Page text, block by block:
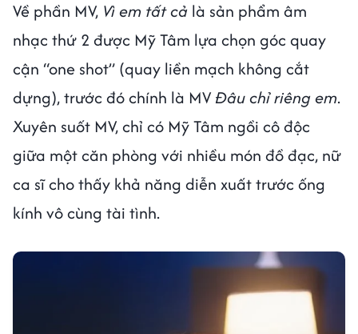
Về phần MV, Vì em tất cả là sản phẩm âm
nhạc thứ 2 được Mỹ Tâm lựa chọn góc quay
cận “one shot” (quay liền mạch không cắt
dựng), trước đó chính là MV Đâu chỉ riêng em.
Xuyên suốt MV, chỉ có Mỹ Tâm ngồi cô độc
giữa một căn phòng với nhiều món đồ đạc, nữ
ca sĩ cho thấy khả năng diễn xuất trước ống
kính vô cùng tài tình.